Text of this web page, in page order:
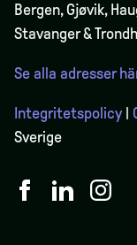
Bergen,Gjøvik,
Stavanger &
Se alla adresser
Integritetspolicy
Sverige